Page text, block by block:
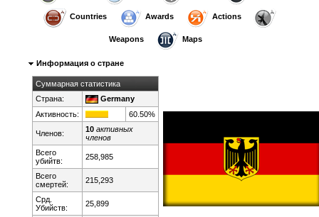
Countries Awards Actions
Weapons Maps
Информация о стране
Суммарная статистика
Страна:
Germany
Активность:
60.50%
Членов: 10 активных
членов
Всего
убийтв:
258,985
Всего
смертей:
215,293
Срд.
Убийств:
25,899